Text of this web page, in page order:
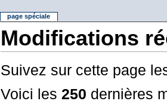
Modifications
Suivez sur cette page
Voici les 250 dernières
page spéciale